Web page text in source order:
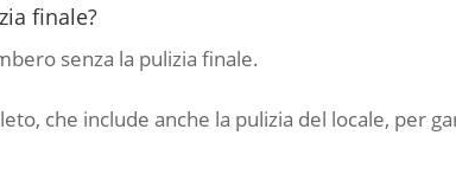
finale?
senza la pulizia finale.
che include anche la pulizia del locale, per